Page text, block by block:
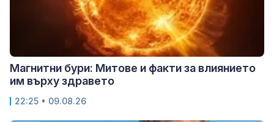
Магнитни бури: Митове и факти за влиянието
им върху здравето
22:25 • 09.08.26